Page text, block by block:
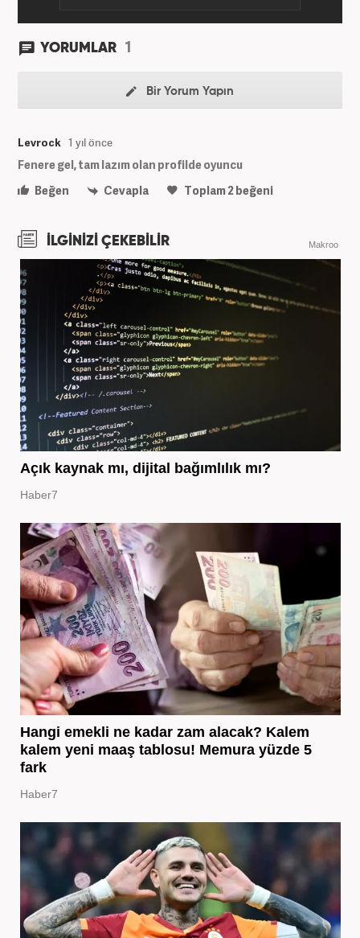
YORUMLAR 1
Bir Yorum Yapın
Levrock 1 yıl önce
Fenere gel, tam lazım olan profilde oyuncu
Beğen
Cevapla Toplam2 beğeni
İLGİNİZİ ÇEKEBİLİR Makroo
Açık kaynak mı, dijital bağımlılık mı?
Haber7
Hangi emekli ne kadar zam alacak? Kalem
kalem yeni maaş tablosu! Memura yüzde 5
fark
Haber7